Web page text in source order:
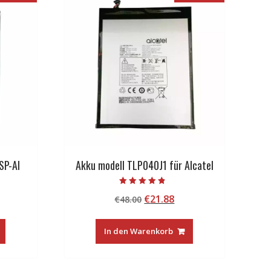
AI Akku modell TLP040J1 für Alcatel
4.50
von 5
€48.00 Ursprünglicher
war:
€48.00
€21.88Aktueller
ist:
€21.88.
In den Warenkorb